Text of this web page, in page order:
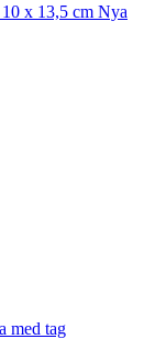
10 x 13,5 cm Nya
med tag